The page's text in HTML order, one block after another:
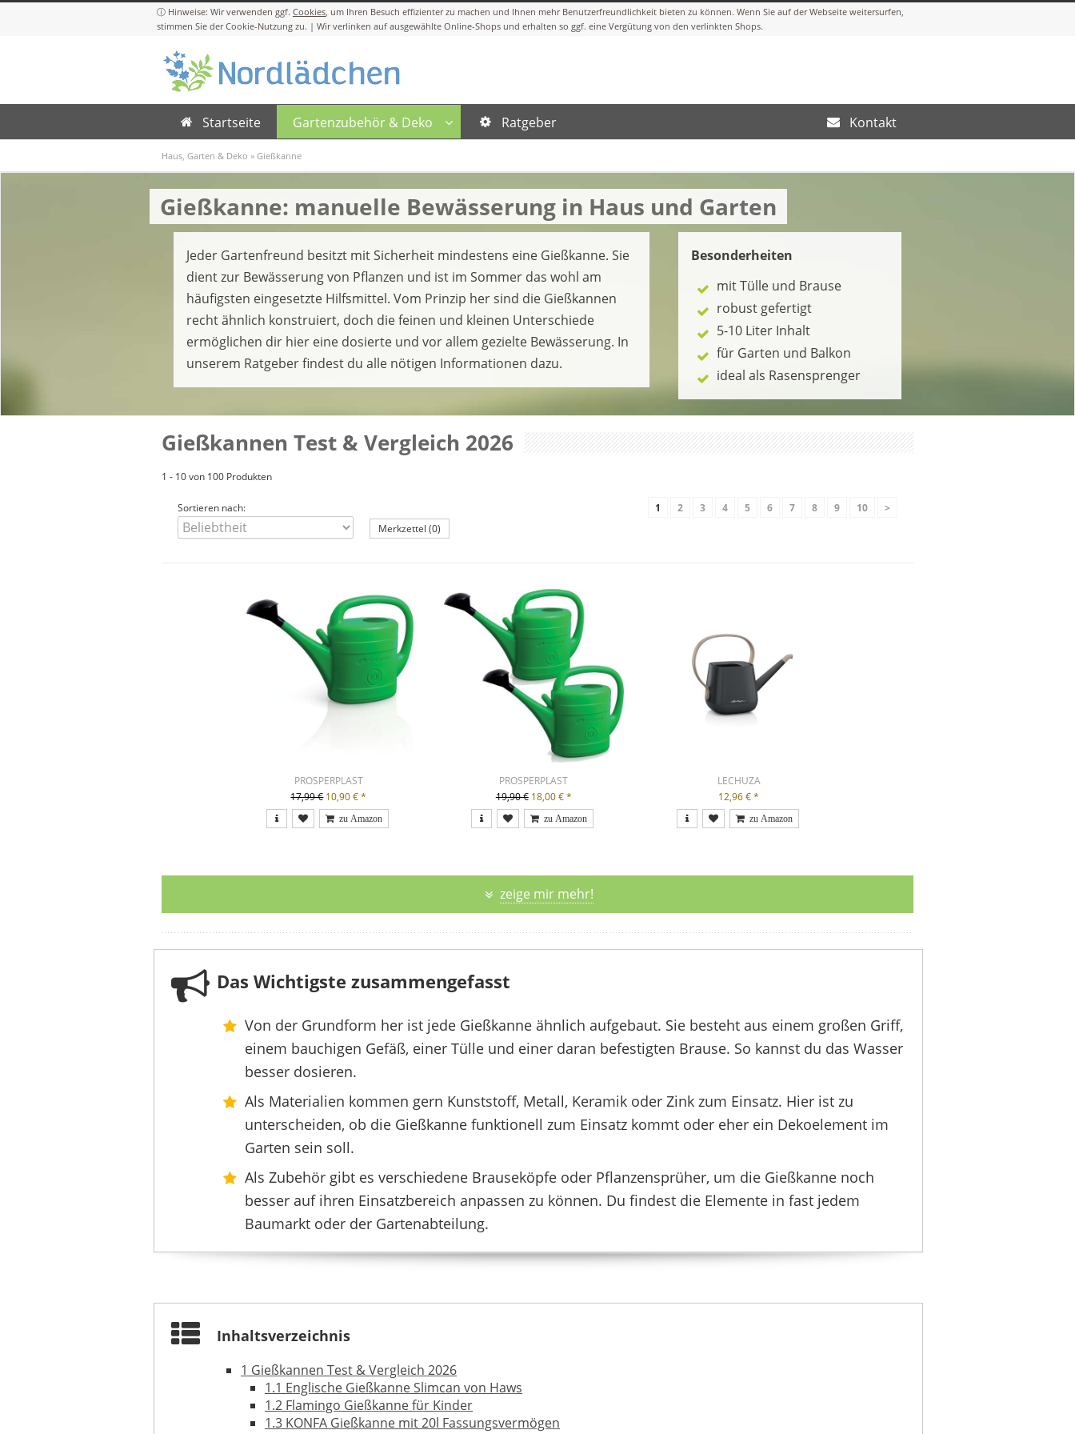
Cookies
Startseite Gartenzubehör & Deko Ratgeber Kontakt
Haus, Garten & Deko » Gießkanne
Gießkanne: manuelle Bewässerung in Haus und Garten
Jeder Gartenfreund besitzt mit Sicherheit mindestens eine Gießkanne. Sie
dient zur Bewässerung von Pflanzen und ist im Sommer das wohl am
häufigsten eingesetzte Hilfsmittel. Vom Prinzip her sind die Gießkannen
recht ähnlich konstruiert, doch die feinen und kleinen Unterschiede
ermöglichen dir hier eine dosierte und vor allem gezielte Bewässerung. In
unserem Ratgeber findest du alle nötigen Informationen dazu.
Besonderheiten
mit Tülle und Brause
robust gefertigt
5-10 Liter Inhalt
für Garten und Balkon
ideal als Rasensprenger
Gießkannen Test & Vergleich 2026
1 - 10 von 100 Produkten
Sortieren nach:
Merkzettel (0)
1 2 3 4 5 6 7 8 9 10 >
PROSPERPLAST
17,99 € 10,90 €*
PROSPERPLAST
19,90 € 18,00 €*
LECHUZA
12,96 €*
GREEMOTION
8,32 €
12,79 €
12,13 €
LECHUZA
12,99 €12,49 €*
9,99 €
zeige mir mehr!
Das Wichtigste zusammengefasst
Von der Grundform her ist jede Gießkanne ähnlich aufgebaut. Sie besteht aus einem großen Griff,
einem bauchigen Gefäß, einer Tülle und einer daran befestigten Brause. So kannst du das Wasser
besser dosieren.
Als Materialien kommen gern Kunststoff, Metall, Keramik oder Zink zum Einsatz. Hier ist zu
unterscheiden, ob die Gießkanne funktionell zum Einsatz kommt oder eher ein Dekoelement im
Garten sein soll.
Als Zubehör gibt es verschiedene Brauseköpfe oder Pflanzensprüher, um die Gießkanne noch
besser auf ihren Einsatzbereich anpassen zu können. Du findest die Elemente in fast jedem
Baumarkt oder der Gartenabteilung.
Inhaltsverzeichnis
1 Gießkannen Test & Vergleich 2026
1.1 Englische Gießkanne Slimcan von Haws
1.2 Flamingo Gießkanne für Kinder
1.3 KONFA Gießkanne mit 20l Fassungsvermögen